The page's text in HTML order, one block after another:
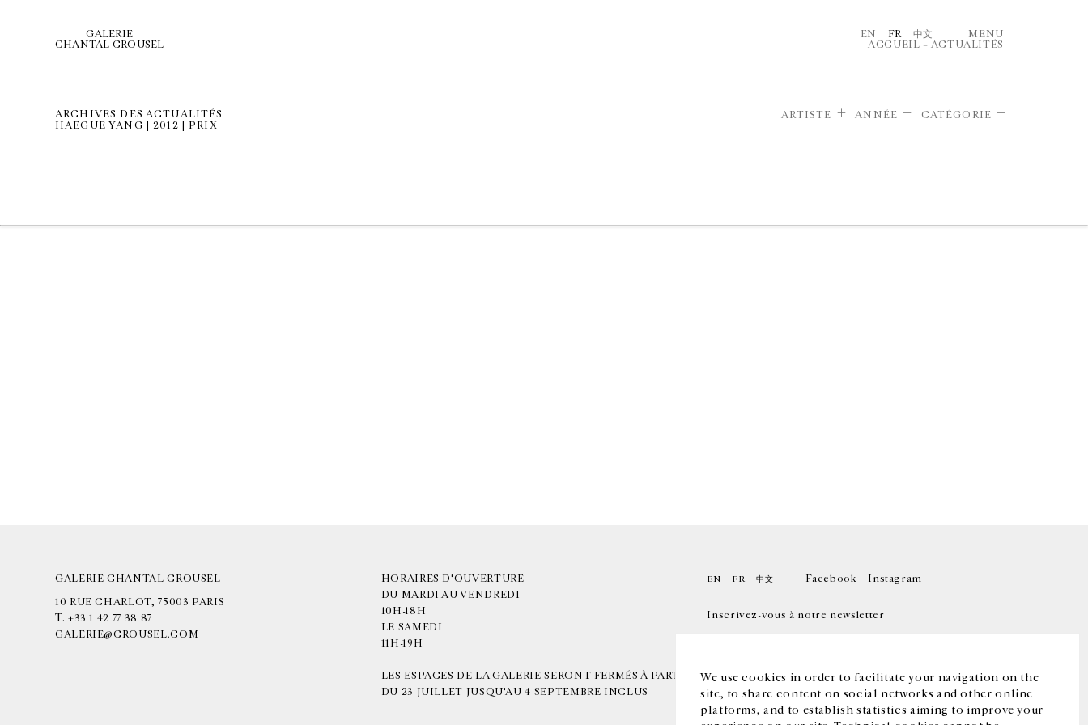
We use cookies in order to facilitate your navigation on the
site, to share content on social networks and other online
platforms, and to establish statistics aiming to improve your
GALERIE
CHANTAL CROUSEL
EN FR 中文
MENU
ACCUEIL – ACTUALITÉS
ARCHIVES DES ACTUALITÉS
HAEGUE YANG | 2012 | PRIX
ARTISTE ANNÉE CATÉGORIE
GALERIE CHANTAL CROUSEL
10 RUE CHARLOT, 75003 PARIS
T. +33 1 42 77 38 87
GALERIE@CROUSEL.COM
HORAIRES D'OUVERTURE
DU MARDI AU VENDREDI
10H-18H
LE SAMEDI
11H-19H
LES ESPACES DE LA GALERIE SERONT FERMÉS À PARTIR
DU 23 JUILLET JUSQU'AU 4 SEPTEMBRE INCLUS
EN FR 中文 Facebook Instagram
Inscrivez-vous à notre newsletter